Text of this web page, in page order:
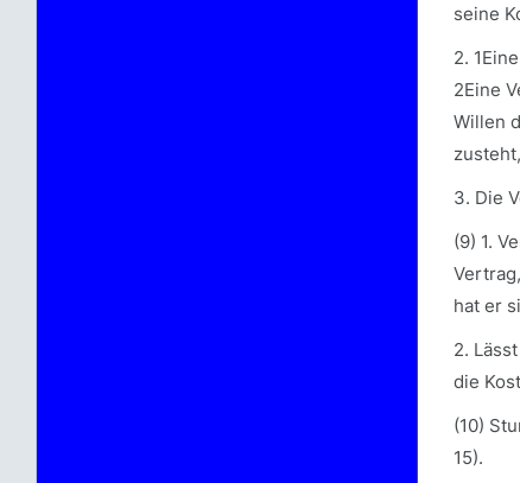
seine
2.
2Eine
Willen
3. Die
(9) 1.
hat er
2.
die
(10)
15).